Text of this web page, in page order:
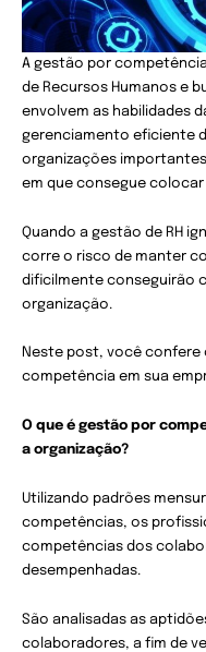
A gestão por
de Recursos Humanos e
envolvem as habilidades
gerenciamento eficiente
organizações
em que consegue
Quando a gestão de RH
corre o risco de manter
dificilmente conseguirão
organização.
Neste post, você
competência em sua
O que é gestão por
a organização?
Utilizando padrões
competências, os
competências dos
desempenhadas.
São analisadas as
colaboradores, a fim de